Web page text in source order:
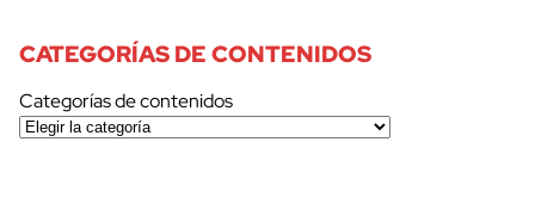
CATEGORÍAS DE CONTENIDOS
Categorías de contenidos